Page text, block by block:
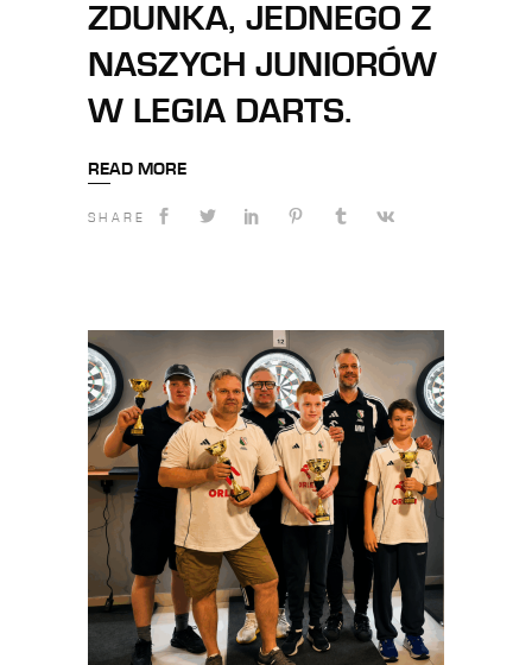
ZDUNKA, JEDNEGO Z
NASZYCH JUNIORÓW
W LEGIA DARTS.
READ MORE
SHARE